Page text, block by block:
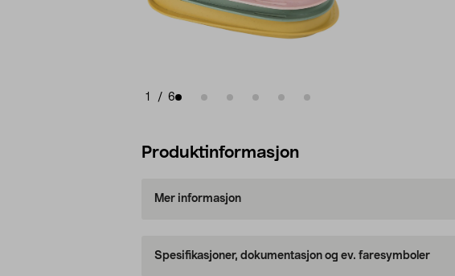
1 / 6
Produktinformasjon
Mer informasjon
Spesifikasjoner, dokumentasjon og ev. faresymboler